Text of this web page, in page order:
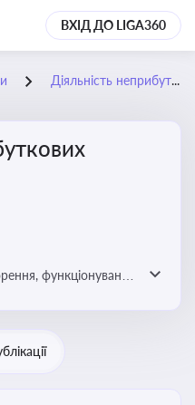
ВХІД ДО LIGA360
Діяльність неприбуткових організацій